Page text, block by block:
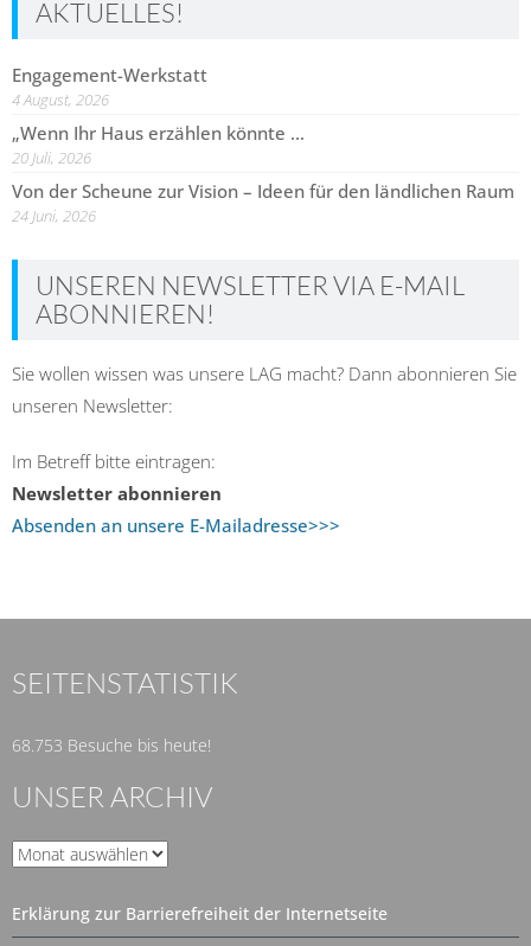
AKTUELLES!
Engagement-Werkstatt
4 August, 2026
„Wenn Ihr Haus erzählen könnte …
20 Juli, 2026
Von der Scheune zur Vision – Ideen für den ländlichen Raum
24 Juni, 2026
UNSEREN NEWSLETTER VIA E-MAIL
ABONNIEREN!
Sie wollen wissen was unsere LAG macht? Dann abonnieren Sie
unseren Newsletter:
Im Betreff bitte eintragen:
Newsletter abonnieren
Absenden an unsere E-Mailadresse>>>
SEITENSTATISTIK
68.753 Besuche bis heute!
UNSER ARCHIV
Unser
Erklärung zur Barrierefreiheit der Internetseite